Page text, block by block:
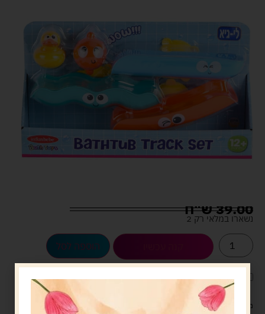
39.00ש"ח
נשארו במלאי רק 2
הוספה לסל
לארוז את המוצר באריזת מתנה5.00 ש"ח ?
מעל 329 ש"ח, משלוח עם שליח עד הבית חינם! – 0 ₪